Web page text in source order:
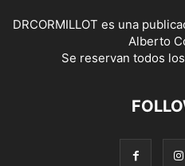
DRCORMILLOT es una
Alberto
Se reservan todos